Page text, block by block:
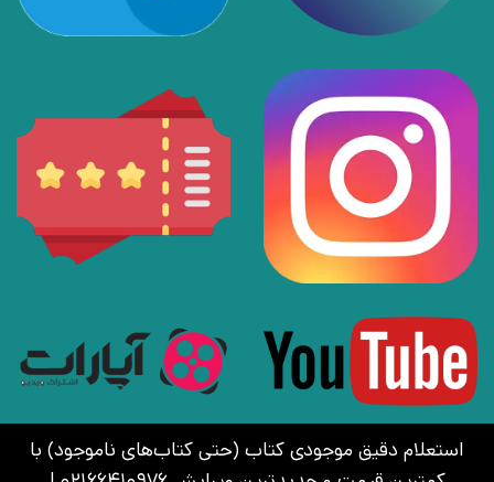
استعلام دقیق موجودی کتاب (حتی کتاب‌های ناموجود) با